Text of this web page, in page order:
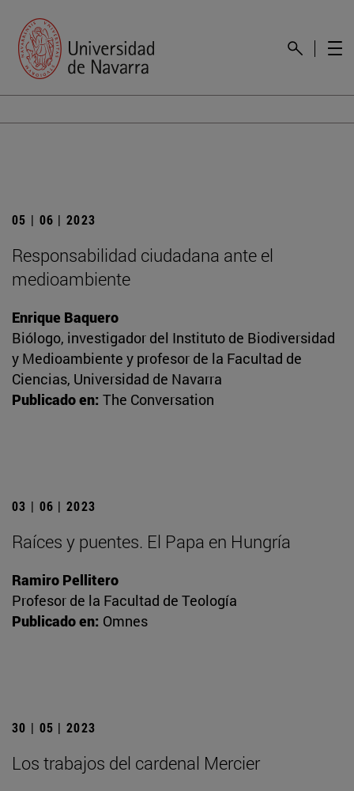
05 | 06 | 2023
Responsabilidad ciudadana ante el
medioambiente
Enrique Baquero
Biólogo, investigador del Instituto de Biodiversidad
y Medioambiente y profesor de la Facultad de
Ciencias, Universidad de Navarra
Publicado en: The Conversation
03 | 06 | 2023
Raíces y puentes. El Papa en Hungría
Ramiro Pellitero
Profesor de la Facultad de Teología
Publicado en: Omnes
30 | 05 | 2023
Los trabajos del cardenal Mercier